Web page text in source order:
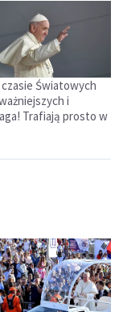
Światowych
i
Trafiają prosto w